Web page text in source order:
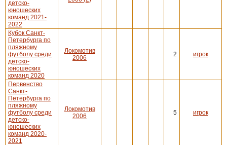
детско-
юношеских
команд 2021-
2022
Кубок Санкт-
Петербурга по
пляжному
футболу среди
детско-
юношеских
команд 2020
Локомотив
2006
2 игрок
Первенство
Санкт-
Петербурга по
пляжному
футболу среди
детско-
юношеских
команд 2020-
2021
Локомотив
2006
5 игрок